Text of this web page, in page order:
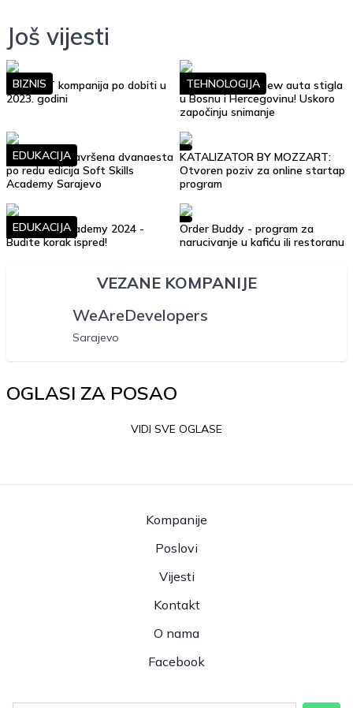
Još vijesti
Top 10 IT kompanija po dobiti u
2023. godini
BIZNIS
Google Street View auta stigla
u Bosnu i Hercegovinu! Uskoro
započinju snimanje
TEHNOLOGIJA
Uspješno je završena dvanaesta
po redu edicija Soft Skills
Academy Sarajevo
EDUKACIJA
KATALIZATOR BY MOZZART:
Otvoren poziv za online startap
program
Soft Skills Academy 2024 -
Budite korak ispred!
EDUKACIJA
Order Buddy - program za
narucivanje u kafiću ili restoranu
VEZANE KOMPANIJE
WeAreDevelopers
Sarajevo
OGLASI ZA POSAO
VIDI SVE OGLASE
Kompanije
Poslovi
Vijesti
Kontakt
O nama
Facebook